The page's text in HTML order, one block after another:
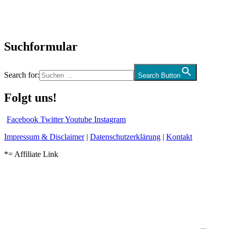
Suchformular
Search for: Search Button
Folgt uns!
Facebook TwitterYoutube Instagram
Impressum & Disclaimer| Datenschutzerklärung | Kontakt
*= Affiliate Link